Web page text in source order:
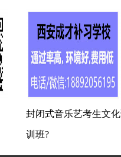
封闭式音乐艺考生文
训班?